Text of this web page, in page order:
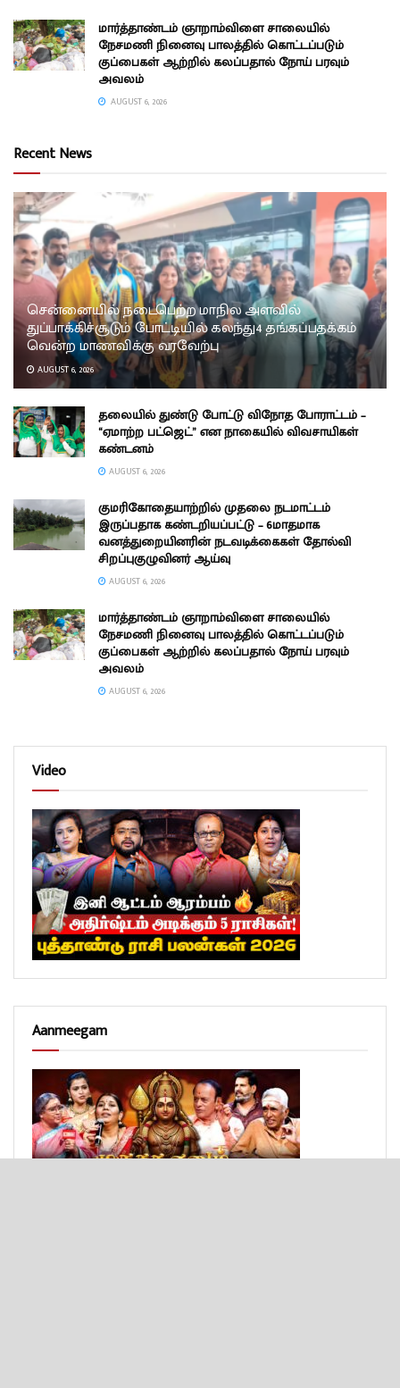
மார்த்தாண்டம் ஞாறாம்விளை சாலையில்
நேசமணி நினைவு பாலத்தில் கொட்டப்படும்
குப்பைகள் ஆற்றில் கலப்பதால் நோய் பரவும்
அவலம்
AUGUST 6, 2026
Recent News
சென்னையில் நடைபெற்ற மாநில அளவில்
துப்பாக்கிச்சூடும் போட்டியில் கலந்து4 தங்கப்பதக்கம்
வென்ற மாணவிக்கு வரவேற்பு
AUGUST 6, 2026
தலையில் துண்டு போட்டு விநோத போராட்டம் –
“ஏமாற்ற பட்ஜெட்” என நாகையில் விவசாயிகள்
கண்டனம்
AUGUST 6, 2026
குமரிகோதையாற்றில் முதலை நடமாட்டம்
இருப்பதாக கண்டறியப்பட்டு – 6மாதமாக
வனத்துறையினரின் நடவடிக்கைகள் தோல்வி
சிறப்புகுழுவினர் ஆய்வு
AUGUST 6, 2026
மார்த்தாண்டம் ஞாறாம்விளை சாலையில்
நேசமணி நினைவு பாலத்தில் கொட்டப்படும்
குப்பைகள் ஆற்றில் கலப்பதால் நோய் பரவும்
அவலம்
AUGUST 6, 2026
Video
Aanmeegam